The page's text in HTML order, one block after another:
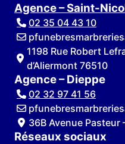
Agence – Saint-
02 35 04 43 10
1198 Rue Robert
d’Aliermont 76510
Agence – Dieppe
02 32 97 41 56
36B Avenue Pasteur
Réseaux sociaux